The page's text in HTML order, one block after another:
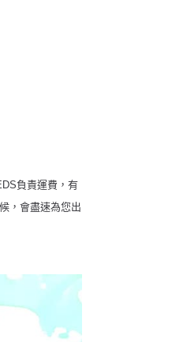
負責運費，有
，會盡速為您出